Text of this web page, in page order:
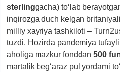
sterlinggacha) to‘lab
inqirozga duch kelgan
milliy xayriya tashkiloti –
tuzdi. Hozirda pandemiya
aholiga mazkur fonddan 500
martalik beg‘araz pul yordami